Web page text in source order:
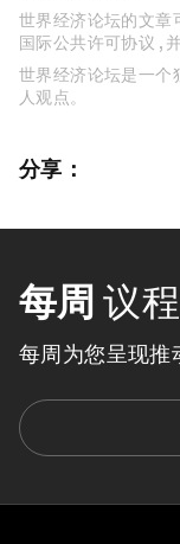
世界经济论坛的文章
国际公共许可协议 ,
世界经济论坛是一个
人观点。
分享：
每周 议程
每周为您呈现推